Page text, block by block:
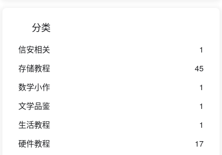
分类
信安相关
1
存储教程
45
数学小作
1
文学品鉴
1
生活教程
1
硬件教程
17